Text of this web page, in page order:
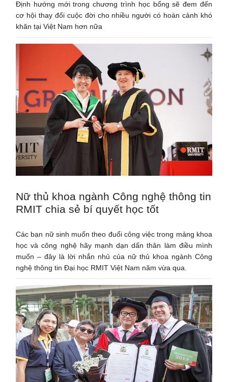
Định hướng mới trong chương trình học bổng sẽ đem đến
cơ hội thay đổi cuộc đời cho nhiều người có hoàn cảnh khó
khăn tại Việt Nam hơn nữa
Nữ thủ khoa ngành Công nghệ thông tin
RMIT chia sẻ bí quyết học tốt
Các bạn nữ sinh muốn theo đuổi công việc trong mảng khoa
học và công nghệ hãy mạnh dạn dấn thân làm điều mình
muốn – đây là lời nhắn nhủ của nữ thủ khoa ngành Công
nghệ thông tin Đại học RMIT Việt Nam năm vừa qua.